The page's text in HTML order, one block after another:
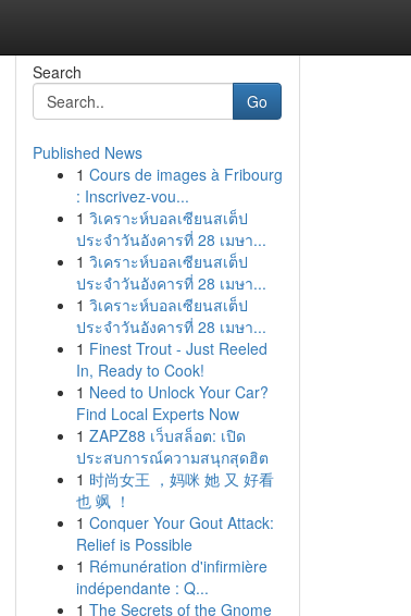
Search
Go
Published News
1 Cours de images à Fribourg
: Inscrivez-vou...
1 วิเคราะห์บอลเซียนสเต็ป
ประจำวันอังคารที่ 28 เมษา...
1 วิเคราะห์บอลเซียนสเต็ป
ประจำวันอังคารที่ 28 เมษา...
1 วิเคราะห์บอลเซียนสเต็ป
ประจำวันอังคารที่ 28 เมษา...
1 Finest Trout - Just Reeled
In, Ready to Cook!
1 Need to Unlock Your Car?
Find Local Experts Now
1 ZAPZ88 เว็บสล็อต: เปิด
ประสบการณ์ความสนุกสุดฮิต
1 时尚女王 ，妈咪 她 又 好看
也 飒 ！
1 Conquer Your Gout Attack:
Relief is Possible
1 Rémunération d'infirmière
indépendante : Q...
1 The Secrets of the Gnome